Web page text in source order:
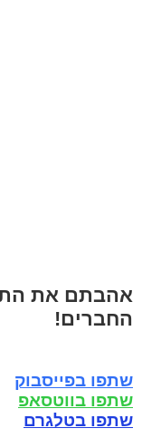
אהבתם את
החברים!
שתפו בפייסבוק
שתפו בווטסאפ
שתפו בטלגרם